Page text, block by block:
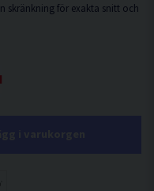
skränkning för exakta snitt och